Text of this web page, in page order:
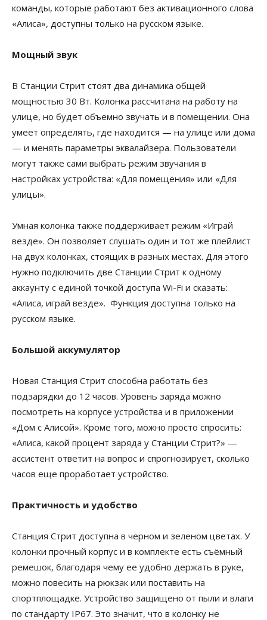
команды, которые работают без активационного слова
«Алиса», доступны только на русском языке.
Мощный звук
В Станции Стрит стоят два динамика общей
мощностью 30 Вт. Колонка рассчитана на работу на
улице, но будет объемно звучать и в помещении. Она
умеет определять, где находится — на улице или дома
— и менять параметры эквалайзера. Пользователи
могут также сами выбрать режим звучания в
настройках устройства: «Для помещения» или «Для
улицы».
Умная колонка также поддерживает режим «Играй
везде». Он позволяет слушать один и тот же плейлист
на двух колонках, стоящих в разных местах. Для этого
нужно подключить две Станции Стрит к одному
аккаунту с единой точкой доступа Wi-Fi и сказать:
«Алиса, играй везде». Функция доступна только на
русском языке.
Большой аккумулятор
Новая Станция Стрит способна работать без
подзарядки до 12 часов. Уровень заряда можно
посмотреть на корпусе устройства и в приложении
«Дом с Алисой». Кроме того, можно просто спросить:
«Алиса, какой процент заряда у Станции Стрит?» —
ассистент ответит на вопрос и спрогнозирует, сколько
часов еще проработает устройство.
Практичность и удобство
Станция Стрит доступна в черном и зеленом цветах. У
колонки прочный корпус и в комплекте есть съёмный
ремешок, благодаря чему ее удобно держать в руке,
можно повесить на рюкзак или поставить на
спортплощадке. Устройство защищено от пыли и влаги
по стандарту IP67. Это значит, что в колонку не